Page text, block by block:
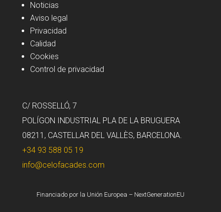
Noticias
Aviso legal
Privacidad
Calidad
Cookies
Control de privacidad
C/ ROSSELLÓ, 7
POLÍGON INDUSTRIAL PLA DE LA BRUGUERA
08211, CASTELLAR DEL VALLÈS, BARCELONA.
+34 93 588 05 19
info@celofacades.com
Financiado por la Unión Europea – NextGenerationEU